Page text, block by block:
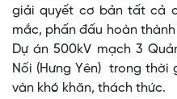
giải quyết cơ bản tất cả
mắc, phấn đấu hoàn
Dự án 500kV mạch 3
Nối (Hưng Yên) trong thời
vàn khó khăn, thách thức.